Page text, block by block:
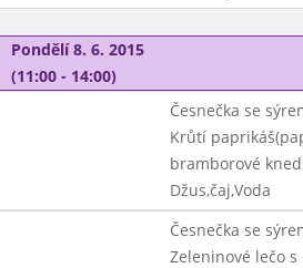
Pondělí 8. 6. 2015
(11:00 - 14:00)
Česnečka se
Krůtí
bramborové
Džus,čaj,Voda
Česnečka se
Zeleninové lečo